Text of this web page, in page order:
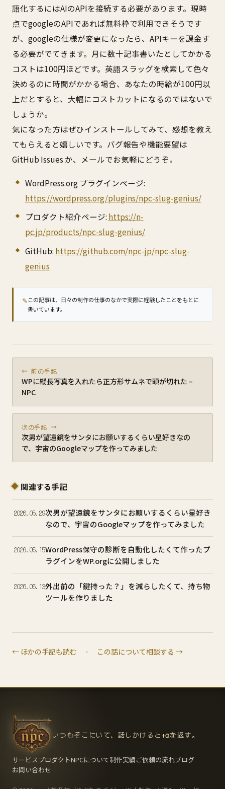
語化するにはAIのAPIを接続する必要があります。現時
点でgoogleのAPIであれば無料枠で利用できそうです
が、googleの仕様が変更になったら、APIキーを課金す
る必要がでてきます。月に数十記事書いたとしてかかる
コストは100円ほどです。英語スラッグを検索して色々
決めるのに時間がかかる場合、あなたの時給が100円以
上だとすると、大幅にコストカットになるのではないで
しょうか。
気になった方はぜひインストールしてみて、感想を教え
てもらえると嬉しいです。バグ報告や機能要望は
GitHub Issues か、メールでお気軽にどうぞ。
WordPress.org プラグインページ:
https://wordpress.org/plugins/npc-slug-genius/
プロダクト紹介ページ: https://n-
pc.jp/products/npc-slug-genius/
GitHub: https://github.com/npc-jp/npc-slug-
genius
✎この記事は、日々の制作の仕事のなかで実際に経験したことをもとに
書いています。
← 前の手記
WPに縦長写真を入れたら正方形サムネで頭が切れた –
NPC
次の手記 →
次男が望遠鏡をサンタにお願いするくらい星好きなの
で、宇宙のGoogleマップを作ってみました
関連する手記
2026.05.29次男が望遠鏡をサンタにお願いするくらい星好き
なので、宇宙のGoogleマップを作ってみました
2026.05.15WordPress保守の診断を自動化したくて作ったプ
ラグインをWP.orgに公開しました
2026.05.13外出前の「鍵持った？」を減らしたくて、持ち物
ツールを作りました
← ほかの手記も読む ・ この話について相談する →
いつもそこにいて、話しかけると+αを返す。
サービスプロダクトNPCについて制作実績ご依頼の流れブログ
お問い合わせ